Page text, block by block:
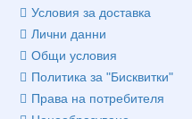
Условия за доставка
Лични данни
Общи условия
Политика за "Бисквитки"
Права на потребителя